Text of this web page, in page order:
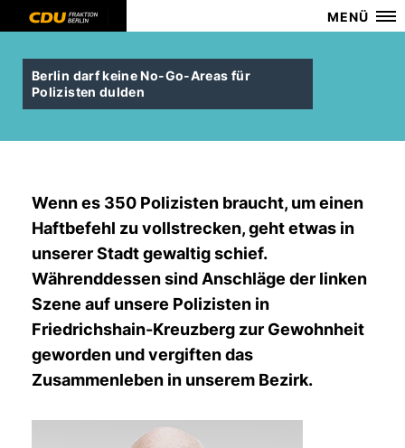
MENÜ
Berlin darf keine No-Go-Areas für
Polizisten dulden
Wenn es 350 Polizisten braucht, um einen
Haftbefehl zu vollstrecken, geht etwas in
unserer Stadt gewaltig schief.
Währenddessen sind Anschläge der linken
Szene auf unsere Polizisten in
Friedrichshain-Kreuzberg zur Gewohnheit
geworden und vergiften das
Zusammenleben in unserem Bezirk.